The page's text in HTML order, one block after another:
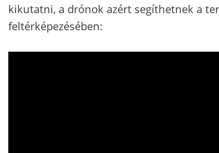
kikutatni, a drónok azért segíthetnek a
feltérképezésében: